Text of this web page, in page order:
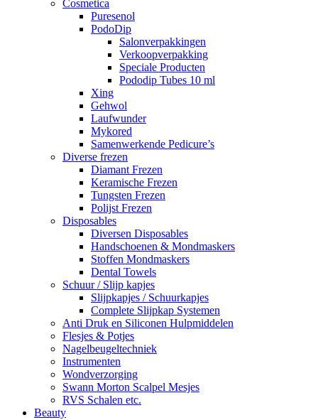
Cosmetica
Puresenol
PodoDip
Salonverpakkingen
Verkoopverpakking
Speciale Producten
Pododip Tubes 10 ml
Xing
Gehwol
Laufwunder
Mykored
Samenwerkende Pedicure’s
Diverse frezen
Diamant Frezen
Keramische Frezen
Tungsten Frezen
Polijst Frezen
Disposables
Diversen Disposables
Handschoenen & Mondmaskers
Stoffen Mondmaskers
Dental Towels
Schuur / Slijp kapjes
Slijpkapjes / Schuurkapjes
Complete Slijpkap Systemen
Anti Druk en Siliconen Hulpmiddelen
Flesjes & Potjes
Nagelbeugeltechniek
Instrumenten
Wondverzorging
Swann Morton Scalpel Mesjes
RVS Schalen etc.
Beauty